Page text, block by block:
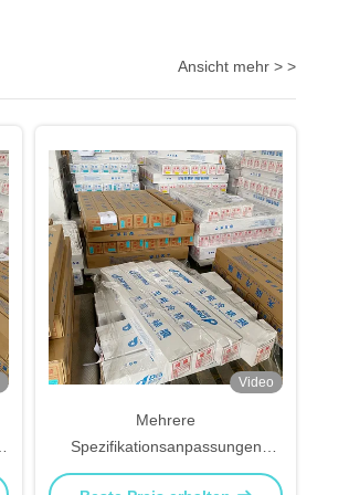
Ansicht mehr > >
Video
Mehrere
Spezifikationsanpassungen
Endlos-Kaltlaminierfolie